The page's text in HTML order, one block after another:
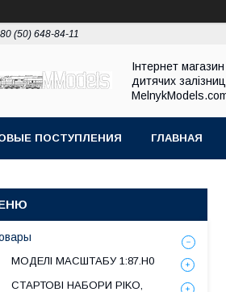
(50) 648-84-11
Інтернет
дитячих
ПОСТУПЛЕНИЯ ГЛАВНАЯ
МОДЕЛІ МАСШТАБУ 1:87.H0
СТАРТОВІ НАБОРИ PIKO,